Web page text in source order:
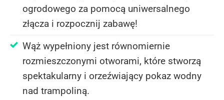
ogrodowego za pomocą uniwersalnego
złącza i rozpocznij zabawę!
Wąż wypełniony jest równomiernie
rozmieszczonymi otworami, które stworzą
spektakularny i orzeźwiający pokaz wodny
nad trampoliną.